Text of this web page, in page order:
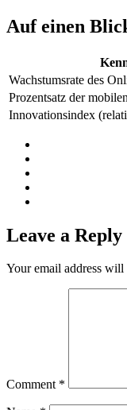
Auf einen
Wachstumsrate des
Prozentsatz der
Innovationsindex
Leave a Reply
Your email address will
Comment *